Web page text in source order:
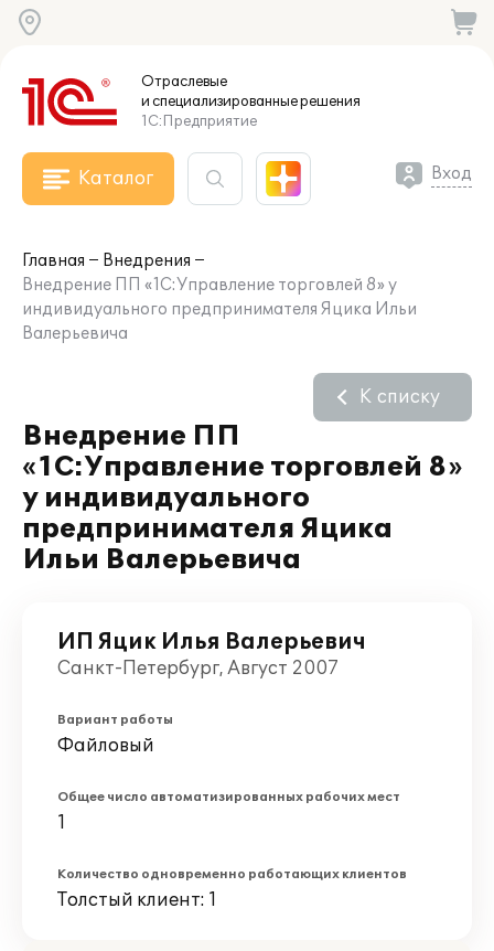
Отраслевые
и специализированныерешения
1С:Предприятие
Каталог Вход
Главная
Внедрения
Внедрение ПП «1С:Управление торговлей 8» у
индивидуального предпринимателя Яцика Ильи
Валерьевича
Внедрение ПП
«1С:Управление торговлей 8»
у индивидуального
предпринимателя Яцика
Ильи Валерьевича
К списку
ИП Яцик Илья Валерьевич
Санкт-Петербург, Август 2007
Вариант работы
Файловый
Общее число автоматизированных рабочих мест
1
Количество одновременно работающих клиентов
Толстый клиент: 1